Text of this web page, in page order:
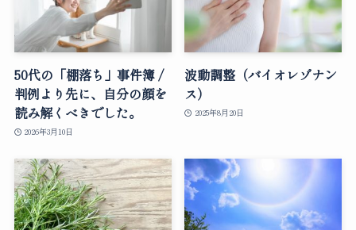
50代の「棚落ち」事件簿 /
判例より先に、自分の顔を
読み解くべきでした。
2026年3月10日
波動調整（バイオレゾナン
ス）
2025年8月20日